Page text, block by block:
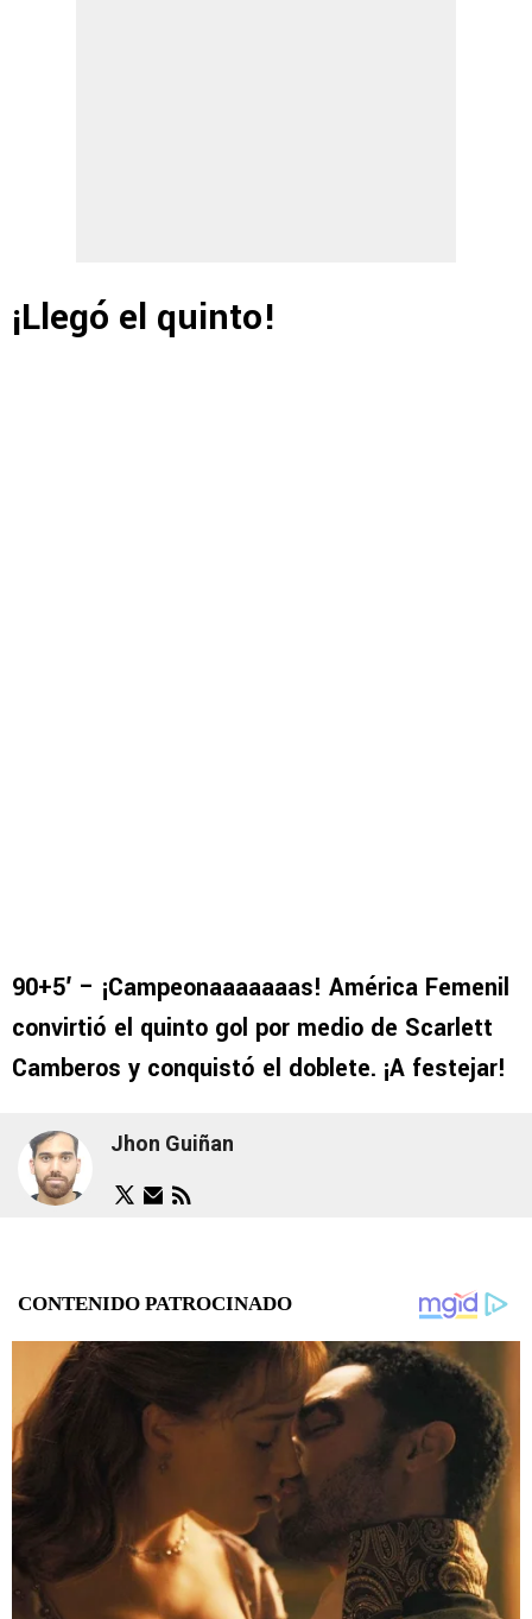
¡Llegó el quinto!
90+5′ – ¡Campeonaaaaaaas! América Femenil
convirtió el quinto gol por medio de Scarlett
Camberos y conquistó el doblete. ¡A festejar!
Jhon Guiñan